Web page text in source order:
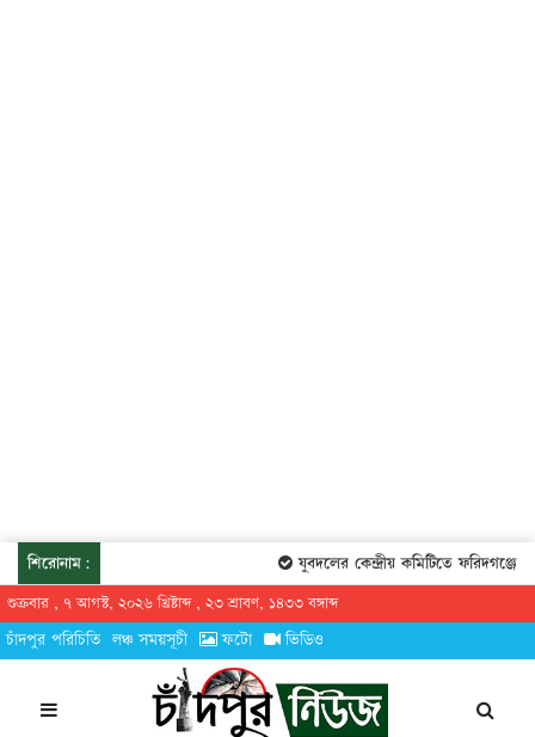
শিরোনাম: যুবদলের কেন্দ্রীয় কমিটিতে ফরিদগঞ্জের
শুক্রবার , ৭ আগস্ট, ২০২৬ খ্রিষ্টাব্দ , ২৩ শ্রাবণ, ১৪৩৩ বঙ্গাব্দ
চাঁদপুর পরিচিতি লঞ্চ সময়সূচী ফটো ভিডিও